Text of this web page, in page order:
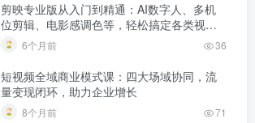
剪映专业版从入门到精通：AI数字人、多机
位剪辑、电影感调色等，轻松搞定各类视频
创作6个月前 36
短视频全域商业模式课：四大场域协同，流
量变现闭环，助力企业增长
8个月前 71